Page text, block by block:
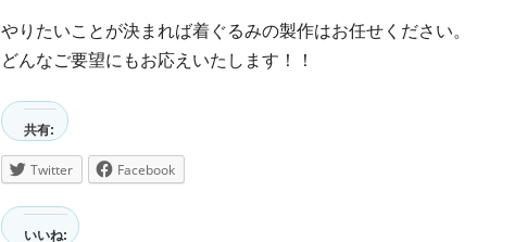
やりたいことが決まれば着ぐるみの製作はお任せください。
どんなご要望にもお応えいたします！！
共有:
Twitter Facebook
いいね: